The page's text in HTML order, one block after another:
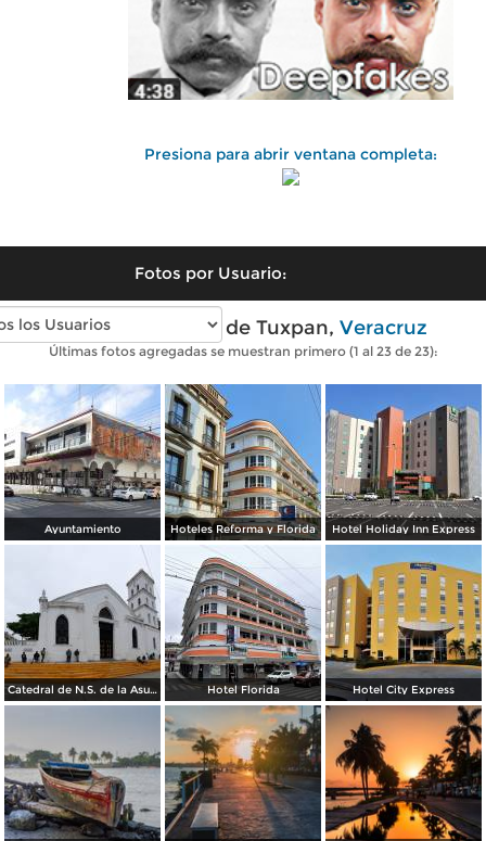
Presiona para abrir ventana completa:
Fotos por Usuario:
Fotos modernas de Tuxpan, Veracruz
Últimas fotos agregadas se muestran primero (1 al 23 de 23):
Ayuntamiento Hoteles Reforma y Florida Hotel Holiday Inn Express
Catedral de N.S. de la Asunción Hotel Florida Hotel City Express